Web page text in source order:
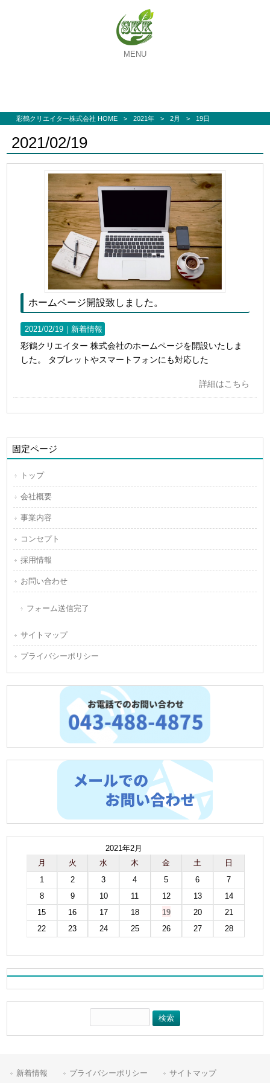
MENU
彩鶴クリエイター株式会社 HOME > 2021年 > 2月 > 19日
2021/02/19
ホームページ開設致しました。
2021/02/19｜ 新着情報
彩鶴クリエイター 株式会社のホームページを開設いたしま
した。 タブレットやスマートフォンにも対応した
詳細はこちら
固定ページ
トップ
会社概要
事業内容
コンセプト
採用情報
お問い合わせ
フォーム送信完了
サイトマップ
プライバシーポリシー
2021年2月
月
火 水 木 金 土
日
1
2 3 4 5 6
7
8
9 10 11 12 13
14
15
16 17 18 19 20
21
22
23 24 25 26 27 28
新着情報 プライバシーポリシー サイトマップ